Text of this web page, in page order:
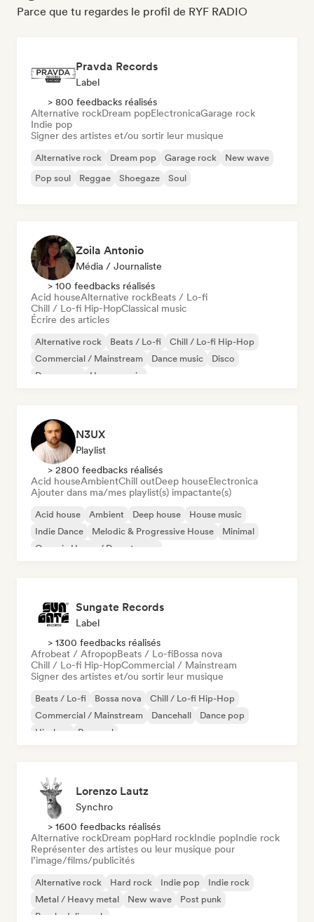
Parce que tu regardes le profil de RYF RADIO
Pravda Records
Label
> 800 feedbacks réalisés
Alternative rockDream popElectronicaGarage rock
Indie pop
Signer des artistes et/ou sortir leur musique
Alternative rock Dream pop Garage rock
New wave
Pop soul
Reggae Shoegaze Soul
Zoila Antonio
Média / Journaliste
> 100 feedbacks réalisés
Acid houseAlternative rockBeats / Lo-fi
Chill / Lo-fi Hip-HopClassical music
Écrire des articles
Alternative rock Beats / Lo-fi
Chill / Lo-fi Hip-Hop
Commercial / Mainstream
Dance music
Disco
Dream pop
House music
N3UX
Playlist
> 2800 feedbacks réalisés
Acid houseAmbientChill outDeep houseElectronica
Ajouter dans ma/mes playlist(s) impactante(s)
Acid house Ambient Deep house
House music
Indie Dance
Melodic & Progressive House
Minimal
Organic House / Downtempo
Sungate Records
Label
> 1300 feedbacks réalisés
Afrobeat / AfropopBeats / Lo-fiBossa nova
Chill / Lo-fi Hip-HopCommercial / Mainstream
Signer des artistes et/ou sortir leur musique
Beats / Lo-fi Bossa nova
Chill / Lo-fi Hip-Hop
Commercial / Mainstream
Dancehall
Dance pop
Hip-hop
Pop soul
Lorenzo Lautz
Synchro
> 1600 feedbacks réalisés
Alternative rockDream popHard rockIndie popIndie rock
Représenter des artistes ou leur musique pour
l’image/films/publicités
Alternative rock Hard rock Indie pop
Indie rock
Metal / Heavy metal
New wave
Post punk
Psychedelic rock